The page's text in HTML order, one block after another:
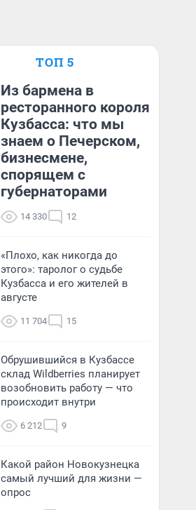
ТОП 5
Из бармена в
ресторанного короля
Кузбасса: что мы
знаем о Печерском,
бизнесмене,
спорящем с
губернаторами
14 330 12
«Плохо, как никогда до
этого»: таролог о судьбе
Кузбасса и его жителей в
августе
11 704 15
Обрушившийся в Кузбассе
склад Wildberries планирует
возобновить работу — что
происходит внутри
6 212 9
Какой район Новокузнецка
самый лучший для жизни —
опрос